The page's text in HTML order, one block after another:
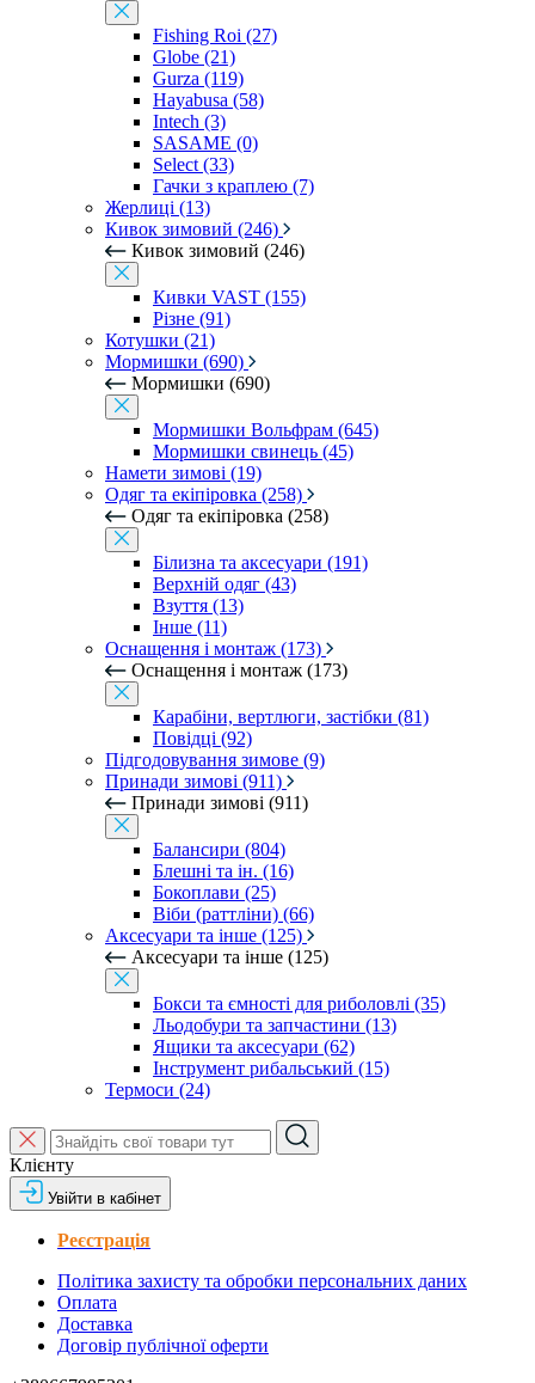
Fishing Roi (27)
Globe (21)
Gurza (119)
Hayabusa (58)
Intech (3)
SASAME (0)
Select (33)
Гачки з краплею (7)
Жерлиці (13)
Кивок зимовий (246)
Кивок зимовий (246)
Кивки VAST (155)
Різне (91)
Котушки (21)
Мормишки (690)
Мормишки (690)
Мормишки Вольфрам (645)
Мормишки свинець (45)
Намети зимові (19)
Одяг та екіпіровка (258)
Одяг та екіпіровка (258)
Білизна та аксесуари (191)
Верхній одяг (43)
Взуття (13)
Інше (11)
Оснащення і монтаж (173)
Оснащення і монтаж (173)
Карабіни, вертлюги, застібки (81)
Повідці (92)
Підгодовування зимове (9)
Принади зимові (911)
Принади зимові (911)
Балансири (804)
Блешні та ін. (16)
Бокоплави (25)
Віби (раттліни) (66)
Аксесуари та інше (125)
Аксесуари та інше (125)
Бокси та ємності для риболовлі (35)
Льодобури та запчастини (13)
Ящики та аксесуари (62)
Інструмент рибальський (15)
Термоси (24)
Клієнту
Увійти в кабінет
Реєстрація
Політика захисту та обробки персональних даних
Оплата
Доставка
Договір публічної оферти